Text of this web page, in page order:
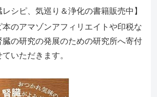
レシピ、気巡り＆浄化の書籍販売中】
本のアマゾンアフィリエイトや印税な
臓の研究の発展のための研究所へ寄付
いただきます。